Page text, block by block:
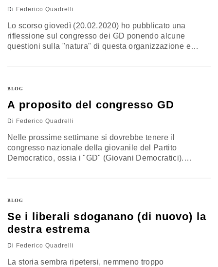
Di Federico Quadrelli
Lo scorso giovedì (20.02.2020) ho pubblicato una
riflessione sul congresso dei GD ponendo alcune
questioni sulla "natura" di questa organizzazione e
attualmente guidata da Kevin Kühnert, astro nascente
ha…
BLOG
A proposito del congresso GD
Di Federico Quadrelli
Nelle prossime settimane si dovrebbe tenere il
congresso nazionale della giovanile del Partito
Democratico, ossia i "GD" (Giovani Democratici).
che i "vecchi" di solito fanno: danno consigli (anche non
BLOG
Se i liberali sdoganano (di nuovo) la
destra estrema
Di Federico Quadrelli
La storia sembra ripetersi, nemmeno troppo